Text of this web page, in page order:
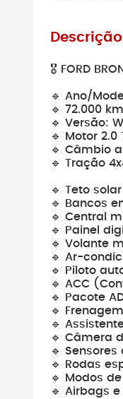
🎖️ FORD
🔹 Ano/
🔹 72.000 km
🔹 Versão:
🔹 Motor 2.0
🔹 Câmbio
🔹 Tração
🔹 Teto solar
🔹 Bancos
🔹 Central
🔹 Painel
🔹 Volante
🔹 Ar-
🔹 Piloto
🔹 ACC
🔹 Pacote
🔹
🔹
🔹 Câmera
🔹
🔹 Rodas
🔹 Modos
🔹 Airbags e